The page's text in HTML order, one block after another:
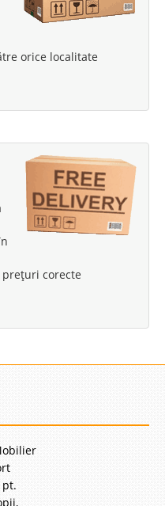
orice localitate
corecte
pt.